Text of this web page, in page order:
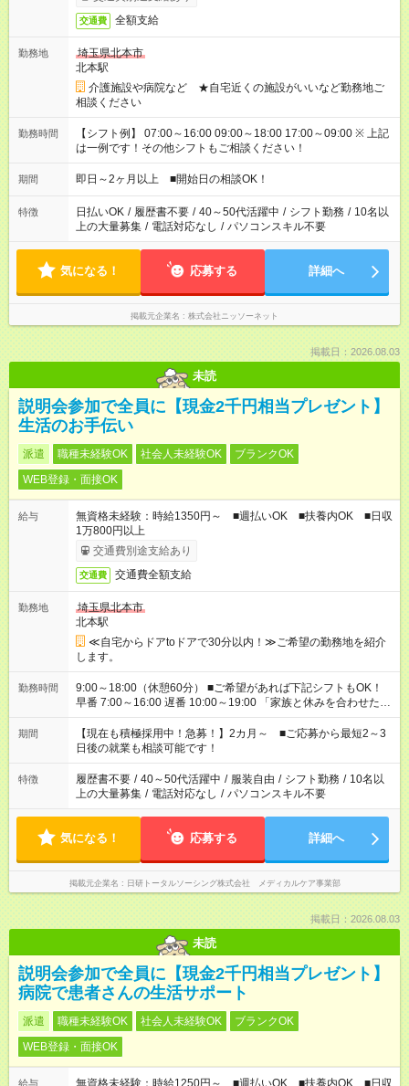
交通費 全額支給
勤務地
埼玉県北本市
北本駅
介護施設や病院など ★自宅近くの施設がいいなど勤務地ご
相談ください
勤務時間
【シフト例】 07:00～16:00 09:00～18:00 17:00～09:00 ※ 上記
は一例です！その他シフトもご相談ください！
期間 即日～2ヶ月以上 ■開始日の相談OK！
特徴 日払いOK / 履歴書不要 / 40～50代活躍中 / シフト勤務 / 10名以
上の大量募集 / 電話対応なし / パソコンスキル不要
気になる！ 応募する 詳細へ
掲載元企業名 株式会社ニッソーネット
掲載日：2026.08.03
未読
説明会参加で全員に【現金2千円相当プレゼント】
生活のお手伝い
派遣 職種未経験OK 社会人未経験OK
ブランクOK
WEB登録・面接OK
給与
無資格未経験：時給1350円～ ■週払いOK ■扶養内OK ■日収
1万800円以上
交通費別途支給あり
交通費 交通費全額支給
勤務地
埼玉県北本市
北本駅
≪自宅からドアtoドアで30分以内！≫ご希望の勤務地を紹介
します。
勤務時間
9:00～18:00（休憩60分） ■ご希望があれば下記シフトもOK！
早番 7:00～16:00 遅番 10:00～19:00 「家族と休みを合わせた
い」 「余裕を持って夕飯の準備がしたい」 「できれば残業はし
たくない」 など、ご希望を教えてくださいね。 ※Wワーク希望
の方へ 今ご覧のお仕事で希望する勤務時間と、もう1つのお仕事
の勤務時間。 合計で週40時間を超える場合は応募できません。
期間
【現在も積極採用中！急募！】2カ月～ ■ご応募から最短2～3
日後の就業も相談可能です！
特徴 履歴書不要 / 40～50代活躍中 / 服装自由 / シフト勤務 / 10名以
上の大量募集 / 電話対応なし / パソコンスキル不要
気になる！ 応募する 詳細へ
掲載元企業名 日研トータルソーシング株式会社 メディカルケア事業部
掲載日：2026.08.03
未読
説明会参加で全員に【現金2千円相当プレゼント】
病院で患者さんの生活サポート
派遣 職種未経験OK 社会人未経験OK
ブランクOK
WEB登録・面接OK
給与 無資格未経験：時給1250円～ ■週払いOK ■扶養内OK ■日収